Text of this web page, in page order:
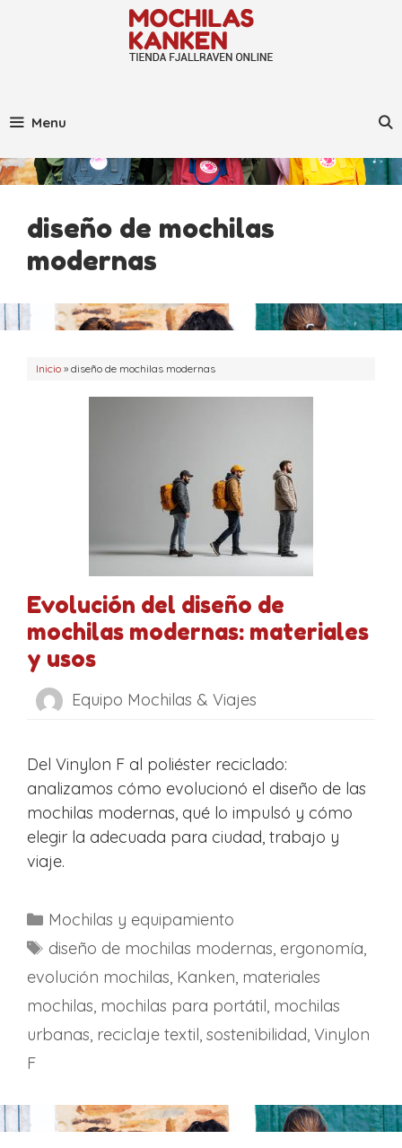
Menu
diseño de mochilas
modernas
Inicio » diseño de mochilas modernas
Evolución del diseño de
mochilas modernas: materiales
y usos
Equipo Mochilas & Viajes
Del Vinylon F al poliéster reciclado:
analizamos cómo evolucionó el diseño de las
mochilas modernas, qué lo impulsó y cómo
elegir la adecuada para ciudad, trabajo y
viaje.
C
a
g
o
a
s
Mochilas y equipamiento
E
t
u
a
diseño de mochilas modernas, ergonomía,
evolución mochilas, Kanken, materiales
mochilas, mochilas para portátil, mochilas
urbanas, reciclaje textil, sostenibilidad, Vinylon
F